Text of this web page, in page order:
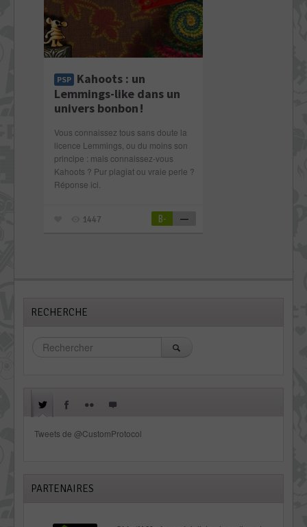
PSP Kahoots : un
Lemmings-like dans un
univers bonbon !
Vous connaissez tous sans doute la
licence Lemmings, ou du moins son
principe : mais connaissez-vous
Kahoots ? Pur plagiat ou vraie perle ?
Réponse ici.
1447 B- —
RECHERCHE
Tweets de @CustomProtocol
PARTENAIRES